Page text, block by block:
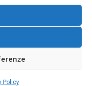
Policy
il lavoro ad impatto